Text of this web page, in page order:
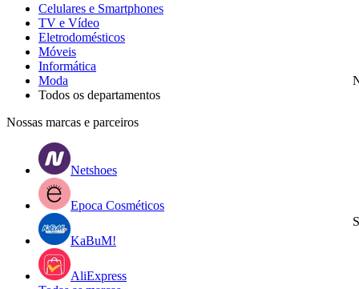
Celulares e Smartphones
TV e Vídeo
Eletrodomésticos
Móveis
Informática
Moda
Todos os departamentos
Nossas marcas e parceiros
Netshoes
Epoca Cosméticos
KaBuM!
AliExpress